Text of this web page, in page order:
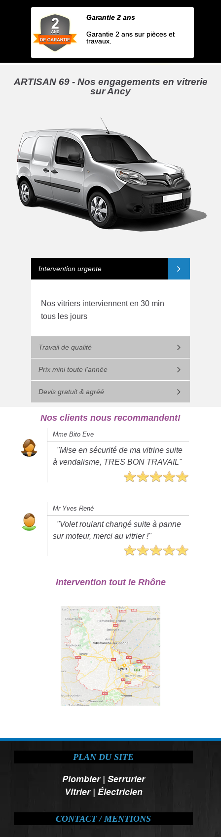
Garantie 2 ans
Garantie 2 ans sur pièces et
travaux.
ARTISAN 69 - Nos engagements en vitrerie
sur Ancy
Intervention urgente
Nos vitriers interviennent en 30 min
tous les jours
Travail de qualité
Prix mini toute l'année
Devis gratuit & agréé
Nos clients nous recommandent!
Mme Bito Eve
"Mise en sécurité de ma vitrine suite
à vendalisme, TRES BON TRAVAIL"
Mr Yves René
"Volet roulant changé suite à panne
sur moteur, merci au vitrier !"
Intervention tout le Rhône
PLAN DU SITE
Plombier| Serrurier
Vitrier| Électricien
CONTACT / MENTIONS